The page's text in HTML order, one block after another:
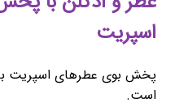
اسپریت
پخش بوی عطرهای اسپریت
است.